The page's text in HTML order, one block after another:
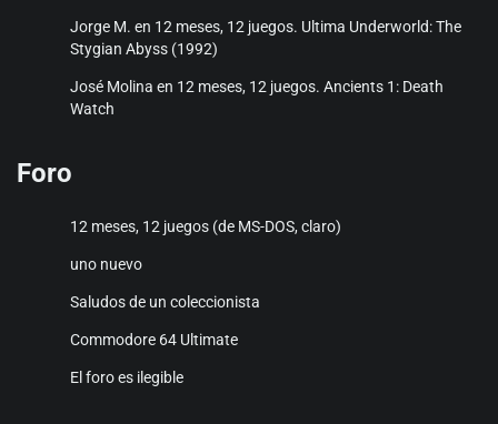
Jorge M. en 12 meses, 12 juegos. Ultima Underworld: The
Stygian Abyss (1992)
José Molina en 12 meses, 12 juegos. Ancients 1: Death
Watch
Foro
12 meses, 12 juegos (de MS-DOS, claro)
uno nuevo
Saludos de un coleccionista
Commodore 64 Ultimate
El foro es ilegible